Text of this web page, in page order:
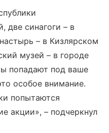
две синагоги – в
– в Кизлярском
музей – в городе
попадают под ваше
особое внимание.
попытаются
акции», – подчеркнул